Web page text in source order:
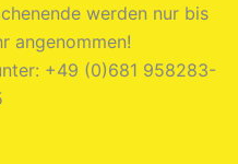
werden nur bis
angenommen!
+49 (0)681 958283-